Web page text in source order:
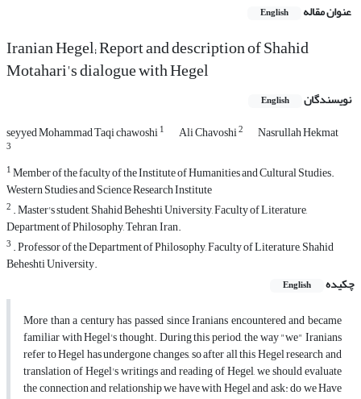
عنوان مقاله English
Iranian Hegel; Report and description of Shahid
Motahari's dialogue with Hegel
نویسندگان English
seyyed Mohammad Taqi chawoshi1 Ali Chavoshi2 Nasrullah Hekmat
3
1Member of the faculty of the Institute of Humanities and Cultural Studies.
Western Studies and Science Research Institute
2 . Master's student, Shahid Beheshti University, Faculty of Literature,
Department of Philosophy, Tehran, Iran.
3 . Professor of the Department of Philosophy, Faculty of Literature, Shahid
Beheshti University.
چکیده
English
More than a century has passed since Iranians encountered and became
familiar with Hegel's thought. During this period, the way "we" Iranians
refer to Hegel has undergone changes, so after all this Hegel research and
translation of Hegel's writings and reading of Hegel, we should evaluate
the connection and relationship we have with Hegel and ask: do we Have